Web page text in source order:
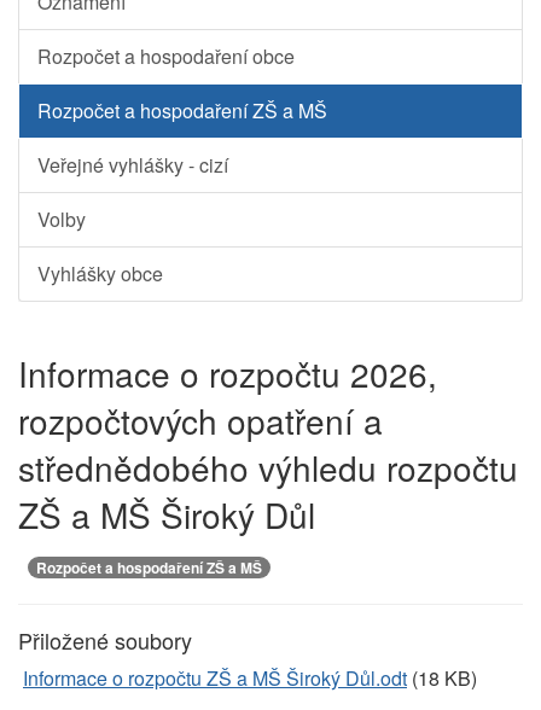
Rozpočet a hospodaření obce
Rozpočet a hospodaření ZŠ a MŠ
Veřejné vyhlášky - cizí
Volby
Vyhlášky obce
Informace o rozpočtu 2026,
rozpočtových opatření a
střednědobého výhledu rozpočtu
ZŠ a MŠ Široký Důl
Rozpočet a hospodaření ZŠ a MŠ
Přiložené soubory
Informace o rozpočtu ZŠ a MŠ Široký Důl.odt (18 KB)